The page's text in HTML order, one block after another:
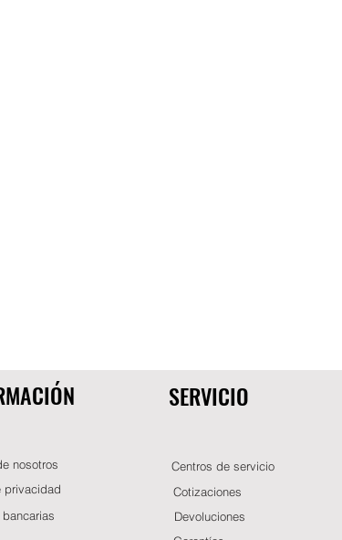
nosotros
privacidad
SERVICIO
Centros de servicio
Cotizaciones
Devoluciones